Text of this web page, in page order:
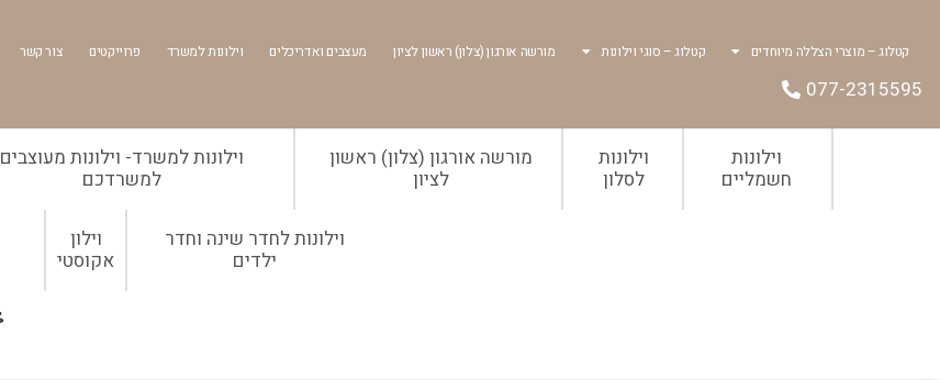
קטלוג – מוצרי הצללה מיוחדים קטלוג – סוגי וילונות מורשה אורגון (צלון) ראשון לציון מעצבים ואדריכלים וילונות למשרד פרוייקטים צור קשר
077-2315595
וילונות
חשמליים
וילונות
לסלון
מורשה אורגון (צלון) ראשון
לציון
וילונות למשרד- וילונות מעוצבים
למשרדכם
וילונות לחדר שינה וחדר
ילדים
וילון
אקוסטי